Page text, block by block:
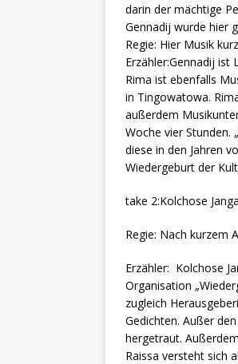
darin der mächtige
Gennadij wurde hier
Regie: Hier Musik
Erzähler:Gennadij
Rima ist ebenfalls
in Tingowatowa.
außerdem
Woche vier Stunden.
diese in den Jahren
Wiedergeburt der
take 2:Kolchose
Regie: Nach kurzem
Erzähler: Kolchose
Organisation
zugleich
Gedichten. Außer
hergetraut.
Raissa versteht sich